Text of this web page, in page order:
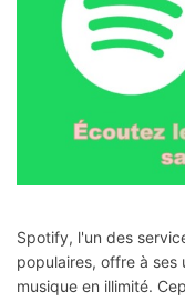
Spotify, l'un des
populaires, offre à ses
musique en illimité.